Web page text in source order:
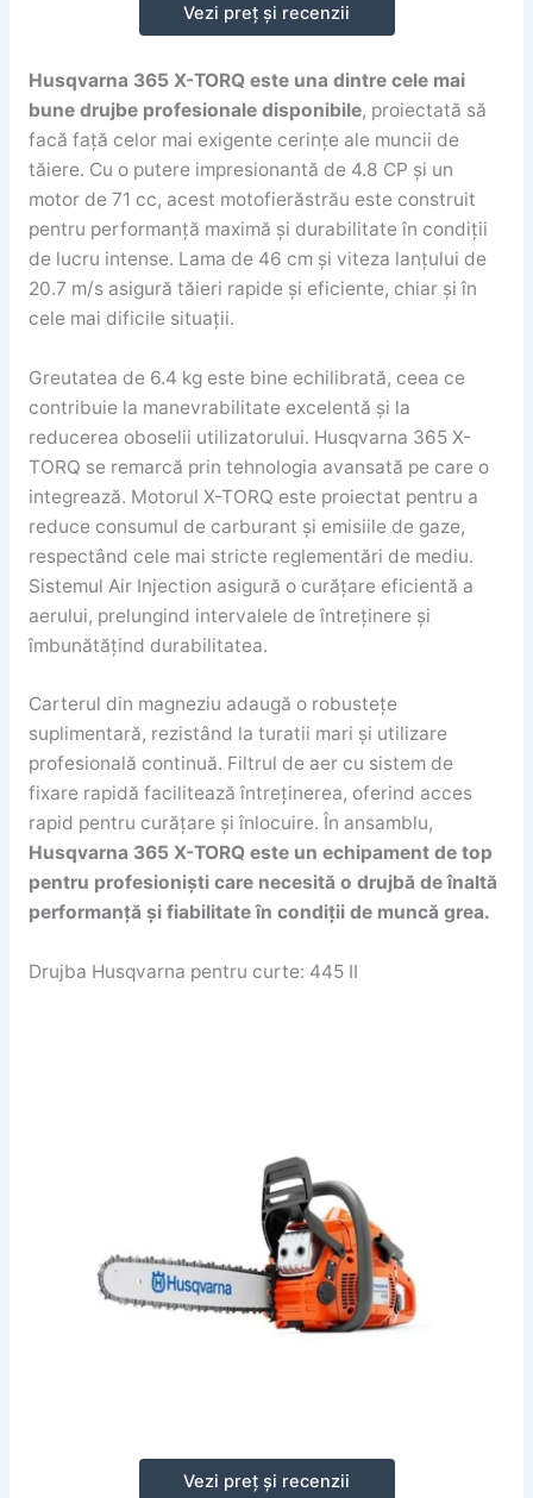
Vezi preț și recenzii
Husqvarna 365 X-TORQ este una dintre cele mai
bune drujbe profesionale disponibile, proiectată să
facă față celor mai exigente cerințe ale muncii de
tăiere. Cu o putere impresionantă de 4.8 CP și un
motor de 71 cc, acest motofierăstrău este construit
pentru performanță maximă și durabilitate în condiții
de lucru intense. Lama de 46 cm și viteza lanțului de
20.7 m/s asigură tăieri rapide și eficiente, chiar și în
cele mai dificile situații.
Greutatea de 6.4 kg este bine echilibrată, ceea ce
contribuie la manevrabilitate excelentă și la
reducerea oboselii utilizatorului. Husqvarna 365 X-
TORQ se remarcă prin tehnologia avansată pe care o
integrează. Motorul X-TORQ este proiectat pentru a
reduce consumul de carburant și emisiile de gaze,
respectând cele mai stricte reglementări de mediu.
Sistemul Air Injection asigură o curățare eficientă a
aerului, prelungind intervalele de întreținere și
îmbunătățind durabilitatea.
Carterul din magneziu adaugă o robustețe
suplimentară, rezistând la turatii mari și utilizare
profesională continuă. Filtrul de aer cu sistem de
fixare rapidă facilitează întreținerea, oferind acces
rapid pentru curățare și înlocuire. În ansamblu,
Husqvarna 365 X-TORQ este un echipament de top
pentru profesioniști care necesită o drujbă de înaltă
performanță și fiabilitate în condiții de muncă grea.
Drujba Husqvarna pentru curte: 445 II
Vezi preț și recenzii